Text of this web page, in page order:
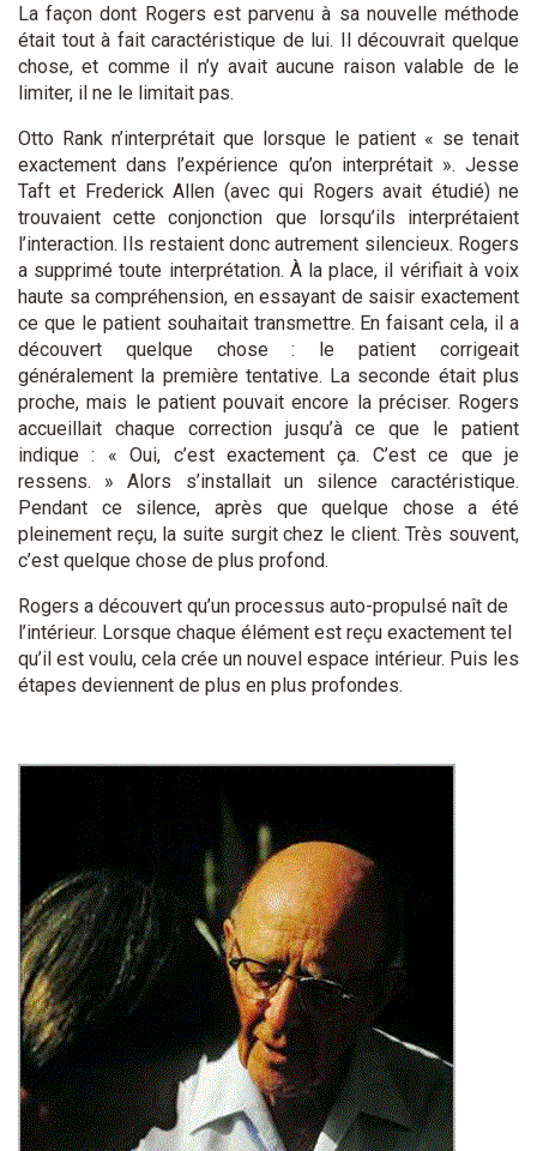
La façon dont Rogers est parvenu à sa nouvelle méthode
était tout à fait caractéristique de lui. Il découvrait quelque
chose, et comme il n’y avait aucune raison valable de le
limiter, il ne le limitait pas.
Otto Rank n’interprétait que lorsque le patient « se tenait
exactement dans l’expérience qu’on interprétait ». Jesse
Taft et Frederick Allen (avec qui Rogers avait étudié) ne
trouvaient cette conjonction que lorsqu’ils interprétaient
l’interaction. Ils restaient donc autrement silencieux. Rogers
a supprimé toute interprétation. À la place, il vérifiait à voix
haute sa compréhension, en essayant de saisir exactement
ce que le patient souhaitait transmettre. En faisant cela, il a
découvert quelque chose : le patient corrigeait
généralement la première tentative. La seconde était plus
proche, mais le patient pouvait encore la préciser. Rogers
accueillait chaque correction jusqu’à ce que le patient
indique : « Oui, c’est exactement ça. C’est ce que je
ressens. » Alors s’installait un silence caractéristique.
Pendant ce silence, après que quelque chose a été
pleinement reçu, la suite surgit chez le client. Très souvent,
c’est quelque chose de plus profond.
Rogers a découvert qu’un processus auto-propulsé naît de
l’intérieur. Lorsque chaque élément est reçu exactement tel
qu’il est voulu, cela crée un nouvel espace intérieur. Puis les
étapes deviennent de plus en plus profondes.